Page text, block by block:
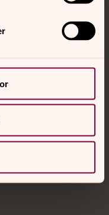
chatta anonymt